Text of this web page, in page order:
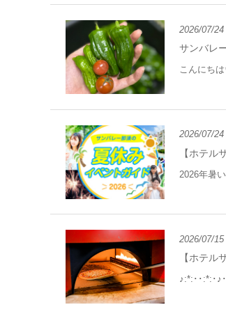
2026/07/24
サンバレ
こんにち
2026/07/24
【ホテ
2026年暑
2026/07/15
【ホテ
♪:*:･･:*:･♪